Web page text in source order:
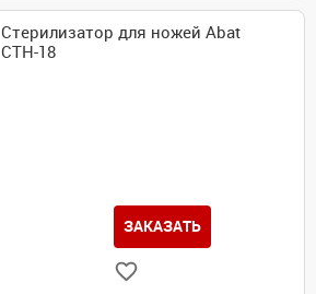
Стерилизатор для ножей Abat
СТН-18
ЗАКАЗАТЬ